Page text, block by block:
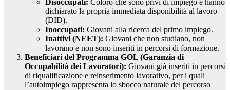
dichiarato la propria immediata disponibilità al lavoro
(DID).
Inoccupati: Giovani alla ricerca del primo impiego.
Inattivi (NEET): Giovani che non studiano, non
lavorano e non sono inseriti in percorsi di formazione.
Beneficiari del Programma GOL (Garanzia di
Occupabilità dei Lavoratori): Giovani già inseriti in percorsi
di riqualificazione e reinserimento lavorativo, per i quali
l’autoimpiego rappresenta lo sbocco naturale del percorso